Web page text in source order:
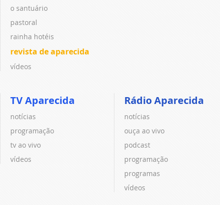
o santuário
pastoral
rainha hotéis
revista de aparecida
vídeos
TV Aparecida
notícias
programação
tv ao vivo
vídeos
Rádio Aparecida
notícias
ouça ao vivo
podcast
programação
programas
vídeos